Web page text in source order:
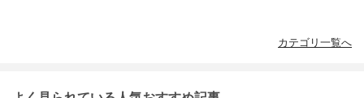
カテゴリ一覧へ